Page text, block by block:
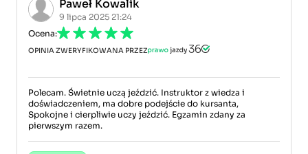
Paweł Kowalik
9 lipca 2025 21:24
Ocena:
OPINIA ZWERYFIKOWANA PRZEZ
Polecam. Świetnie uczą jeździć. Instruktor z wiedza i
doświadczeniem, ma dobre podejście do kursanta,
Spokojne i cierpliwie uczy jeździć. Egzamin zdany za
pierwszym razem.